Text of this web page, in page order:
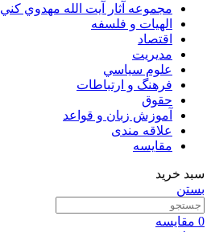
مجموعه آثار آيت الله مهدوي كني
الهیات و فلسفه
اقتصاد
مديريت
علوم سياسي
فرهنگ و ارتباطات
حقوق
آموزش زبان و قواعد
علاقه مندی
مقایسه
سبد خرید
بستن
0 مقایسه